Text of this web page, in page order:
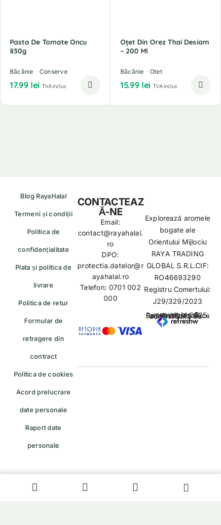
Pasta De Tomate Oncu
830g
Băcănie Conserve
17.99 lei TVA inclus
Oțet Din Orez Thai Desiam
– 200 Ml
Băcănie Otet
15.99 lei TVA inclus
Blog RayaHalal
Termeni și condiții
Politica de
confidențialitate
Plata și politica de
livrare
Politica de retur
Formular de
retragere din
contract
Politica de cookies
Acord prelucrare
date personale
Raport date
personale
Explorează aromele
bogate ale
Orientului Mijlociu
RAYA TRADING
GLOBAL S.R.L.CIF:
RO46693290
Registru Comertului:
J29/329/2023
copyrights © Rayahalal.ro 2025. Soluție eCommerce administrată de
CONTACTEAZ
Ă-NE
Email:
contact@rayahalal.
ro
DPO:
protectia.datelor@r
ayahalal.ro
Telefon: 0701 002
000